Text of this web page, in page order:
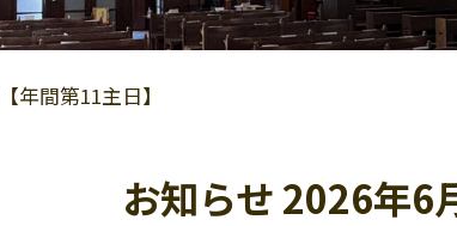
年間第11主日】
お知らせ 2026年6